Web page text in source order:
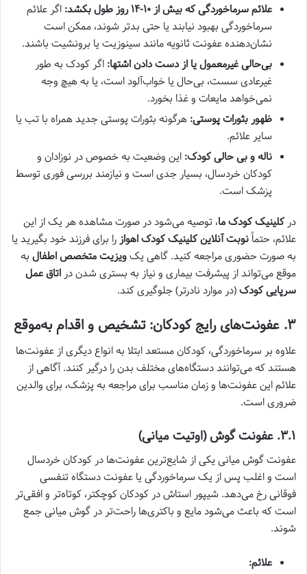
علائم سرماخوردگی که بیش از ۱۰-۱۴ روز طول بکشد:
اگر علائم
سرماخوردگی بهبود نیابند یا حتی بدتر شوند، ممکن است
نشان‌دهنده عفونت ثانویه مانند سینوزیت یا برونشیت باشند.
بی‌حالی غیرمعمول یا از دست دادن اشتها: اگر کودک به طور
غیرعادی سست، بی‌حال یا خواب‌آلود است، یا به هیچ وجه
نمی‌خواهد مایعات و غذا بخورد.
ظهور بثورات پوستی: هرگونه بثورات پوستی جدید همراه با تب یا
سایر علائم.
ناله و بی حالی کودک: این وضعیت به خصوص در نوزادان و
کودکان خردسال، بسیار جدی است و نیازمند بررسی فوری توسط
پزشک است.
در کلینیک کودک ما، توصیه می‌شود در صورت مشاهده هر یک از این
علائم، حتماًنوبت آنلاین کلینیک کودک اهواز را برای فرزند خود بگیرید یا
به صورت حضوری مراجعه کنید. گاهی یکویزیت متخصص اطفال به
موقع می‌تواند از پیشرفت بیماری و نیاز به بستری شدن در اتاق عمل
سرپایی کودک(در موارد نادرتر) جلوگیری کند.
۳. عفونت‌های رایج کودکان: تشخیص و اقدام به‌موقع
علاوه بر سرماخوردگی، کودکان مستعد ابتلا به انواع دیگری از عفونت‌ها
هستند که می‌توانند دستگاه‌های مختلف بدن را درگیر کنند. آگاهی از
علائم این عفونت‌ها و زمان مناسب برای مراجعه به پزشک، برای والدین
ضروری است.
۳.۱. عفونت گوش (اوتیت میانی)
عفونت گوش میانی یکی از شایع‌ترین عفونت‌ها در کودکان خردسال
است و اغلب پس از یک سرماخوردگی یا عفونت دستگاه تنفسی
فوقانی رخ می‌دهد. شیپور استاش در کودکان کوچکتر، کوتاه‌تر و افقی‌تر
است که باعث می‌شود مایع و باکتری‌ها راحت‌تر در گوش میانی جمع
شوند.
علائم: